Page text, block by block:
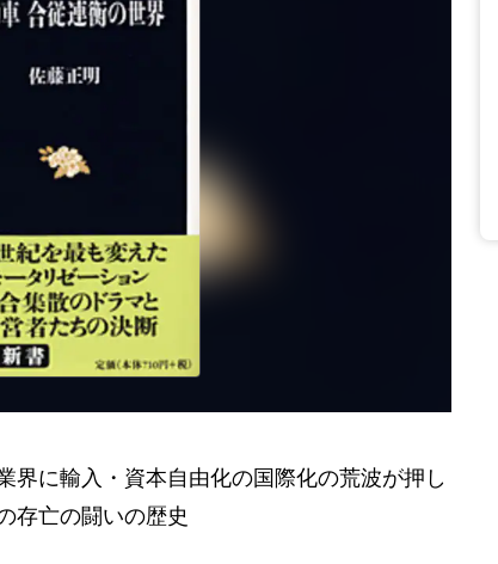
界に輸入・資本自由化の国際化の荒波が押し
存亡の闘いの歴史